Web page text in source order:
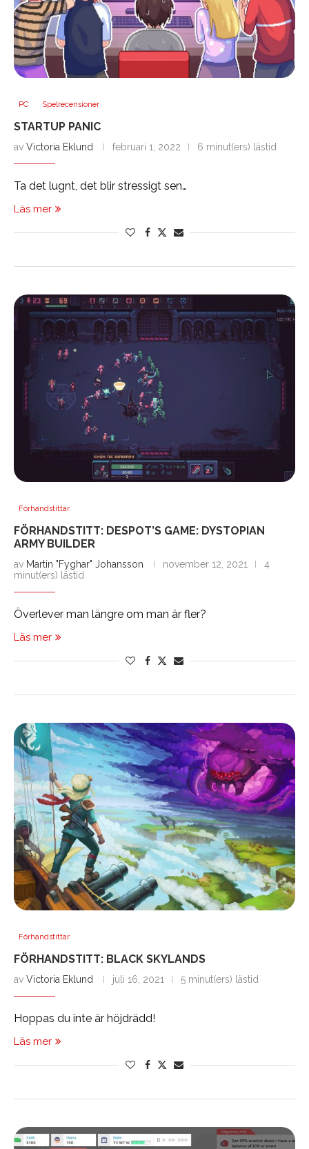
PC Spelrecensioner
STARTUP PANIC
av Victoria Eklund februari 1, 2022 6 minut(ers) lästid
Ta det lugnt, det blir stressigt sen…
Läs mer
Förhandstittar
FÖRHANDSTITT: DESPOT’S GAME: DYSTOPIAN
ARMY BUILDER
av Martin "Fyghar" Johansson november 12, 2021
4
minut(ers) lästid
Överlever man längre om man är fler?
Läs mer
Förhandstittar
FÖRHANDSTITT: BLACK SKYLANDS
av Victoria Eklund juli 16, 2021 5 minut(ers) lästid
Hoppas du inte är höjdrädd!
Läs mer